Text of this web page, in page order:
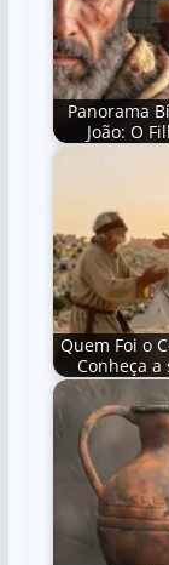
Panorama
João: O
Quem Foi o
Conheça a